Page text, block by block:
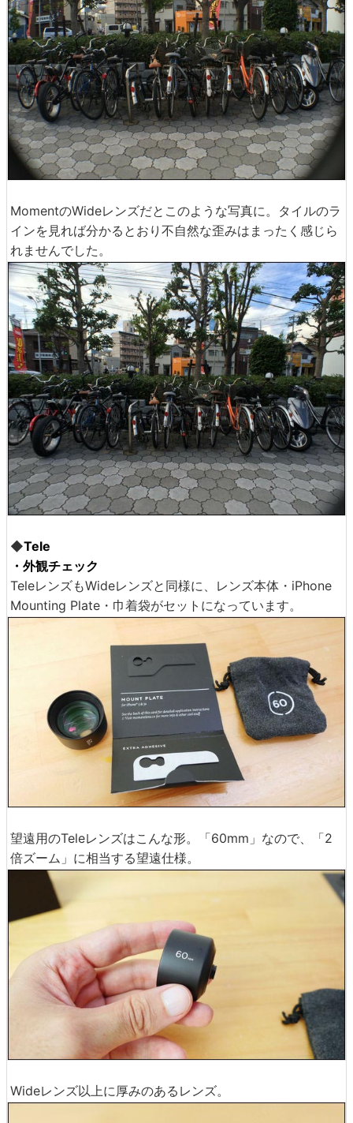
MomentのWideレンズだとこのような写真に。タイルのラ
インを見れば分かるとおり不自然な歪みはまったく感じら
れませんでした。
◆Tele
・外観チェック
TeleレンズもWideレンズと同様に、レンズ本体・iPhone
Mounting Plate・巾着袋がセットになっています。
望遠用のTeleレンズはこんな形。「60mm」なので、「2
倍ズーム」に相当する望遠仕様。
Wideレンズ以上に厚みのあるレンズ。